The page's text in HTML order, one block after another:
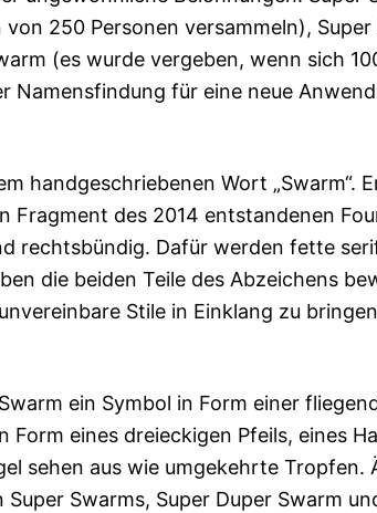
250 Personen versammeln),
(es wurde vergeben, wenn sich
Namensfindung für eine neue
handgeschriebenen Wort „Swarm“.
Fragment des 2014 entstandenen
rechtsbündig. Dafür werden fette
die beiden Teile des Abzeichens
Stile in Einklang zu
ein Symbol in Form einer
eines dreieckigen Pfeils, eines
sehen aus wie umgekehrte Tropfen.
Swarms, Super Duper Swarm